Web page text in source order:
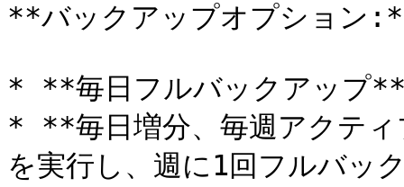
**バックアップオプション
* **毎日フルバックアップ
* **毎日増分、毎週アクテ
を実行し、週に1回フルバッ